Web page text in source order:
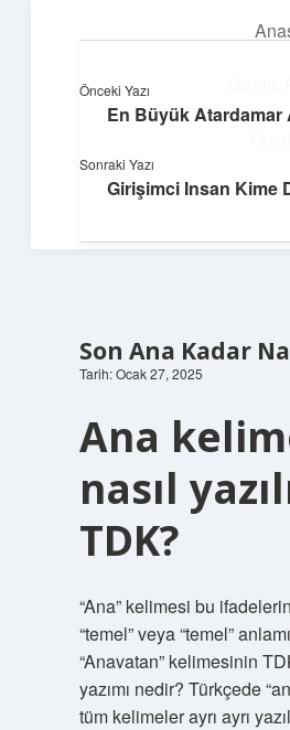
Teknoloji ve
Dijital dünyada keyifli
Son Ana Kadar
Tarih: Ocak 27, 2025
Ana
nasıl
TDK?
“Ana” kelimesi bu
“temel” veya “temel”
“Anavatan” kelimesinin
yazımı nedir? Türkçede
tüm kelimeler ayrı ayrı
Önceki Yazı
En Büyük Atardamar
Sonraki Yazı
Girişimci Insan Kime